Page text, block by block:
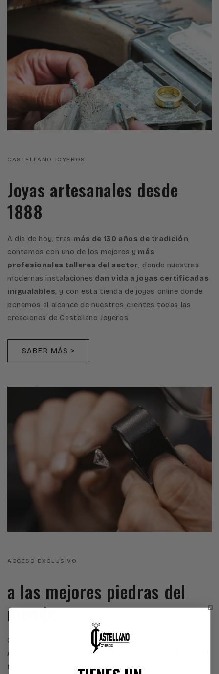
CASTELLANO JOYEROS
Joyas artesanales desde
1888
A día de hoy, tras más de 130 años de tradición,
contamos con uno de los mejores y más
profesionales talleres del sector, donde nuestras
modernas instalaciones dan vida a joyas certificadas
inigualables, y con esta tienda de joyas online donde
ponemos al alcance de nuestros clientes todas las
creaciones de Castellano Joyeros.
SABER MÁS >
ACCESO EXCLUSIVO
a las mejores piedras del
mundo
Como miembros de la
Bolsa del Diamante de
Amberes
Instituto Gemológico Español
tenemos acceso directo a los mercados de origen, lo